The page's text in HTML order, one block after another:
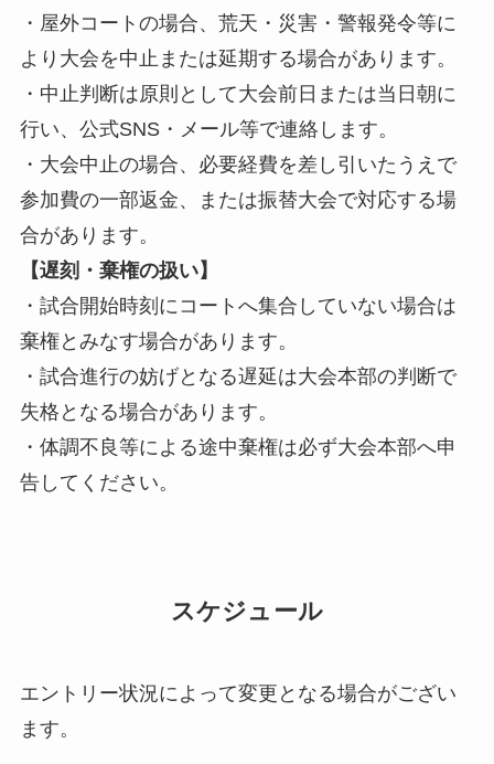
・屋外コートの場合、荒天・災害・警報発令等に
より大会を中止または延期する場合があります。
・中止判断は原則として大会前日または当日朝に
行い、公式SNS・メール等で連絡します。
・大会中止の場合、必要経費を差し引いたうえで
参加費の一部返金、または振替大会で対応する場
合があります。
【遅刻・棄権の扱い】
・試合開始時刻にコートへ集合していない場合は
棄権とみなす場合があります。
・試合進行の妨げとなる遅延は大会本部の判断で
失格となる場合があります。
・体調不良等による途中棄権は必ず大会本部へ申
告してください。
スケジュール
エントリー状況によって変更となる場合がござい
ます。